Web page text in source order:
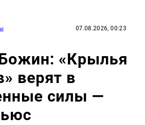
07.08.2026, 00:23
«Крылья
верят в
силы —